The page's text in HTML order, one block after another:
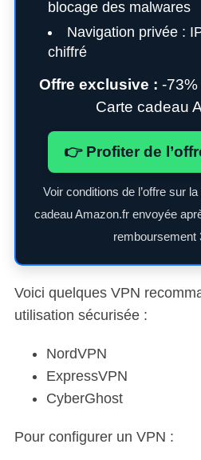
blocage des malwares
Navigation privée :
chiffré
Offre exclusive : -73%
Carte cadeau
👉 Profiter de
Voir conditions de l’offre sur
cadeau Amazon.fr envoyée
remboursement
Voici quelques VPN
utilisation sécurisée :
NordVPN
ExpressVPN
CyberGhost
Pour configurer un VPN :